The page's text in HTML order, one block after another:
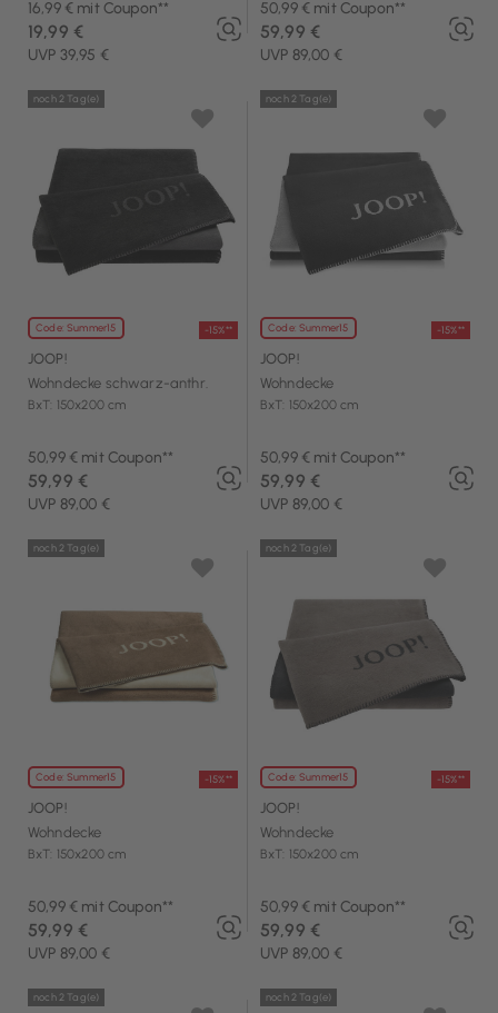
16,99 € mit Coupon**
UVP 39,95 €
19,99 €
50,99 € mit Coupon**
UVP 89,00 €
59,99 €
Code: Summer15 -15%**
noch 2 Tag(e)
JOOP!
Wohndecke schwarz-anthr.
BxT: 150x200 cm
50,99 € mit Coupon**
UVP 89,00 €
59,99 €
Code: Summer15 -15%**
noch 2 Tag(e)
JOOP!
Wohndecke
BxT: 150x200 cm
50,99 € mit Coupon**
UVP 89,00 €
59,99 €
Code: Summer15 -15%**
noch 2 Tag(e)
JOOP!
Wohndecke
BxT: 150x200 cm
50,99 € mit Coupon**
UVP 89,00 €
59,99 €
Code: Summer15 -15%**
noch 2 Tag(e)
JOOP!
Wohndecke
BxT: 150x200 cm
50,99 € mit Coupon**
UVP 89,00 €
59,99 €
noch 2 Tag(e) noch 2 Tag(e)